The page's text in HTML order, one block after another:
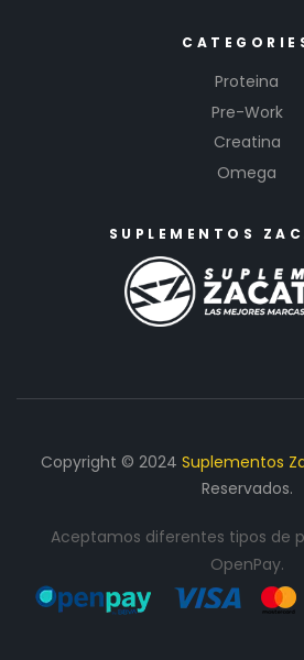
Proteina
Pre-Work
Creatina
Omega
SUPLEMENTOS
Copyright © 2024 Suplementos
Reservados.
Aceptamos diferentes tipos de
OpenPay.